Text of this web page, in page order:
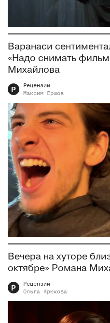
Варанаси
«Надо снимать
Михайлова
Р
Рецензии
Максим
Ершов
Вечера на хуторе
октябре» Романа
Р
Рецензии
Ольга
Крюкова